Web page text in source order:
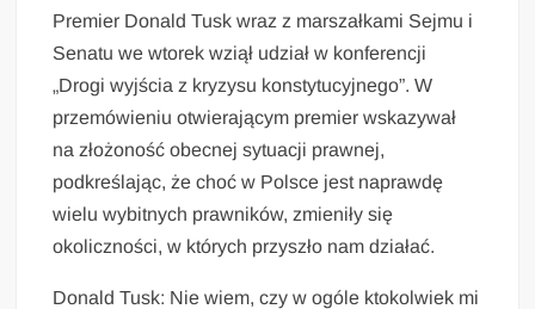
Premier Donald Tusk wraz z marszałkami Sejmu i
Senatu we wtorek wziął udział w konferencji
„Drogi wyjścia z kryzysu konstytucyjnego”. W
przemówieniu otwierającym premier wskazywał
na złożoność obecnej sytuacji prawnej,
podkreślając, że choć w Polsce jest naprawdę
wielu wybitnych prawników, zmieniły się
okoliczności, w których przyszło nam działać.
Donald Tusk: Nie wiem, czy w ogóle ktokolwiek mi